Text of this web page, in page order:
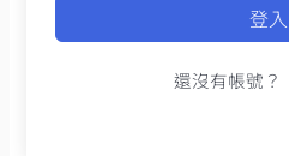
登入
還沒有帳號？